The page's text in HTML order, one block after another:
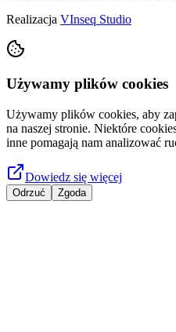
Realizacja VInseq Studio
Używamy plików cookies
Używamy plików cookies, aby
na naszej stronie. Niektóre
inne pomagają nam analizować
Dowiedz się więcej
Odrzuć Zgoda